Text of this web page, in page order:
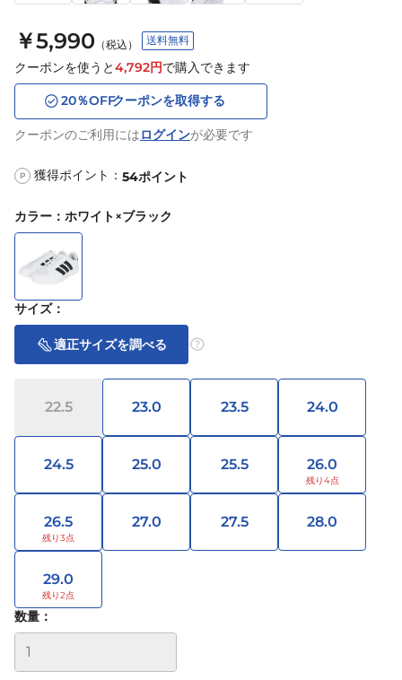
￥5,990 （税込） 送料無料
クーポンを使うと4,792円で購入できます
20％OFFクーポンを取得する
クーポンのご利用にはログインが必要です
P 獲得ポイント： 54ポイント
カラー ： ホワイト×ブラック
サイズ：
適正サイズを調べる
22.5 23.0 23.5 24.0
24.5 25.0 25.5 26.0
26.5 27.0 27.5 28.0
29.0
数量：